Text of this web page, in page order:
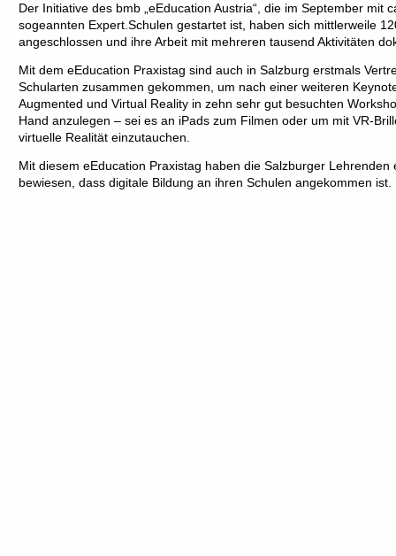
Der Initiative des bmb „eEducation Austria“, die im September mit
sogeannten Expert.Schulen gestartet ist, haben sich mittlerweile
angeschlossen und ihre Arbeit mit mehreren tausend Aktivitäten
Mit dem eEducation Praxistag sind auch in Salzburg erstmals
Schularten zusammen gekommen, um nach einer weiteren
Augmented und Virtual Reality in zehn sehr gut besuchten
Hand anzulegen – sei es an iPads zum Filmen oder um mit VR-
virtuelle Realität einzutauchen.
Mit diesem eEducation Praxistag haben die Salzburger Lehrenden
bewiesen, dass digitale Bildung an ihren Schulen angekommen ist.